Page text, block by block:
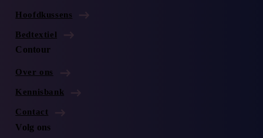
Hoofdkussens
Bedtextiel
Contour
Over ons
Kennisbank
Contact
Volg ons